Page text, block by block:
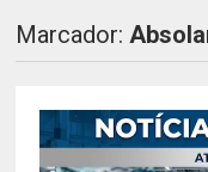
Marcador: